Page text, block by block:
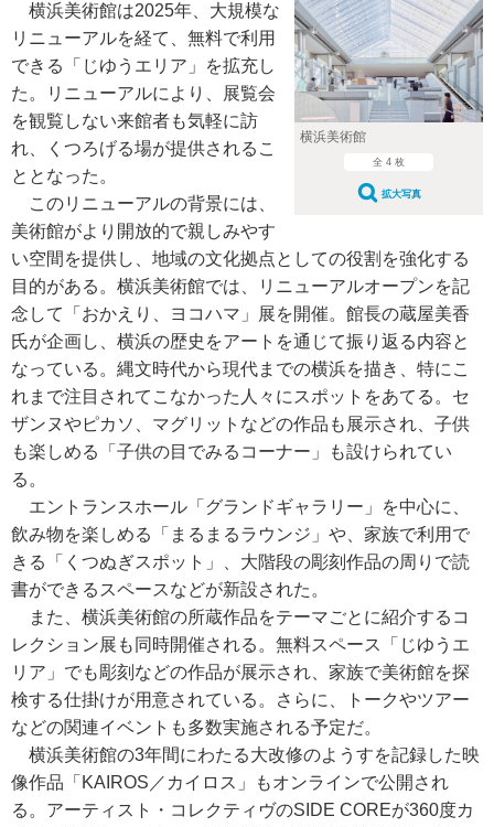
横浜美術館
全 4 枚
拡大写真
横浜美術館は2025年、大規模な
リニューアルを経て、無料で利用
できる「じゆうエリア」を拡充し
た。リニューアルにより、展覧会
を観覧しない来館者も気軽に訪
れ、くつろげる場が提供されるこ
ととなった。
このリニューアルの背景には、
美術館がより開放的で親しみやす
い空間を提供し、地域の文化拠点としての役割を強化する
目的がある。横浜美術館では、リニューアルオープンを記
念して「おかえり、ヨコハマ」展を開催。館長の蔵屋美香
氏が企画し、横浜の歴史をアートを通じて振り返る内容と
なっている。縄文時代から現代までの横浜を描き、特にこ
れまで注目されてこなかった人々にスポットをあてる。セ
ザンヌやピカソ、マグリットなどの作品も展示され、子供
も楽しめる「子供の目でみるコーナー」も設けられてい
る。
エントランスホール「グランドギャラリー」を中心に、
飲み物を楽しめる「まるまるラウンジ」や、家族で利用で
きる「くつぬぎスポット」、大階段の彫刻作品の周りで読
書ができるスペースなどが新設された。
また、横浜美術館の所蔵作品をテーマごとに紹介するコ
レクション展も同時開催される。無料スペース「じゆうエ
リア」でも彫刻などの作品が展示され、家族で美術館を探
検する仕掛けが用意されている。さらに、トークやツアー
などの関連イベントも多数実施される予定だ。
横浜美術館の3年間にわたる大改修のようすを記録した映
像作品「KAIROS／カイロス」もオンラインで公開され
る。アーティスト・コレクティヴのSIDE COREが360度カ